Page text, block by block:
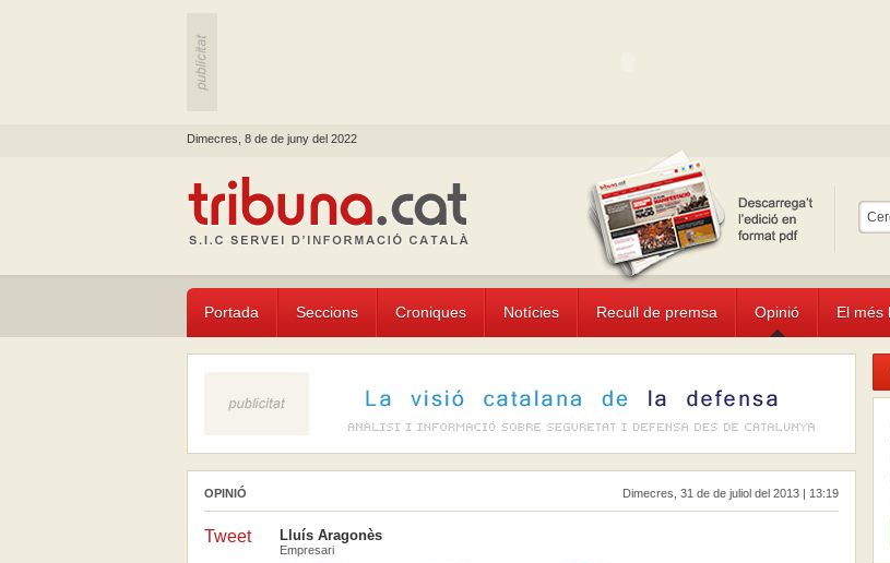
Dimecres, 8 de de juny del 2022
Portada Seccions Croniques Notícies Recull de premsa Opinió El més
Dimecres, 31 de de juliol del 2013 | 13:19
OPINIÓ
Tweet Lluís Aragonès
Empresari